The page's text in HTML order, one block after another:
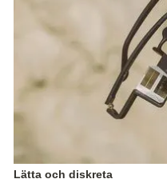
Lätta och diskreta